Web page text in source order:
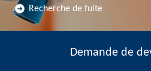
Recherche de fuite
Demande de